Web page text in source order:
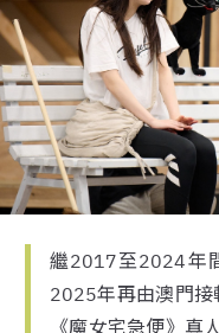
繼2017至2024年
2025年再由澳門
《魔女宅急便》真